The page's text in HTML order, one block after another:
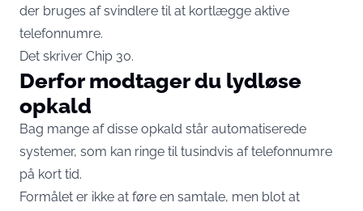
der bruges af svindlere til at kortlægge aktive
telefonnumre.
Det skriver Chip 30.
Derfor modtager du lydløse
opkald
Bag mange af disse opkald står automatiserede
systemer, som kan ringe til tusindvis af telefonnumre
på kort tid.
Formålet er ikke at føre en samtale, men blot at